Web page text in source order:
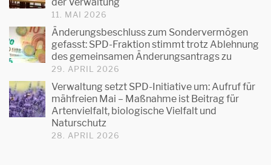
11. MAI 2026
Änderungsbeschluss zum Sondervermögen
gefasst: SPD-Fraktion stimmt trotz Ablehnung
des gemeinsamen Änderungsantrags zu
29. APRIL 2026
Verwaltung setzt SPD-Initiative um: Aufruf für
mähfreien Mai – Maßnahme ist Beitrag für
Artenvielfalt, biologische Vielfalt und
Naturschutz
28. APRIL 2026